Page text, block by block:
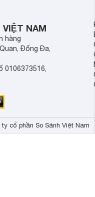
VIỆT NAM
hàng
Đống Đa,
0106373516,
cổ phần So Sánh Việt Nam